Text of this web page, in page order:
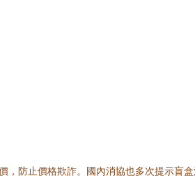
防止價格欺詐。國內消協也多次提示盲盒